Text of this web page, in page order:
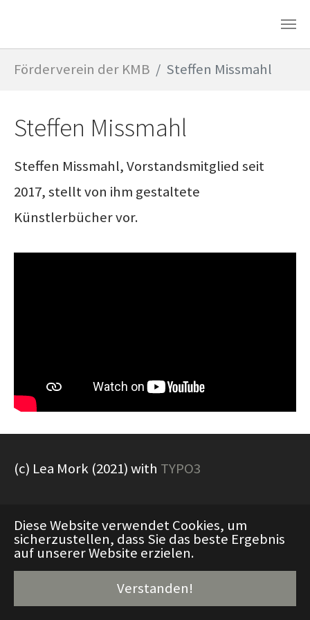
Diese Website verwendet Cookies, um
sicherzustellen, dass Sie das beste Ergebnis
auf unserer Website erzielen.
Verstanden!
Zum Hauptinhalt springen
Sie sind hier:
Förderverein der KMB Steffen Missmahl
Steffen Missmahl
Steffen Missmahl, Vorstandsmitglied seit
2017, stellt von ihm gestaltete
Künstlerbücher vor.
(c) Lea Mork (2021) with TYPO3